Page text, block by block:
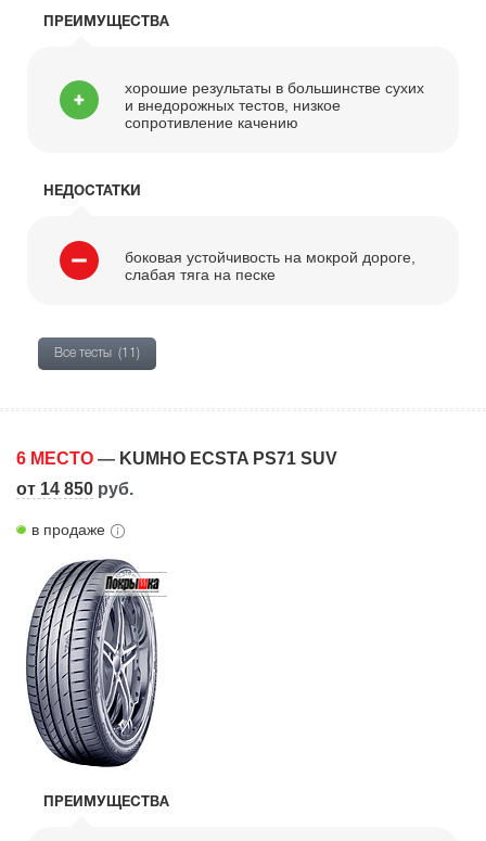
ПРЕИМУЩЕСТВА
хорошие результаты в большинстве сухих
и внедорожных тестов, низкое
сопротивление качению
НЕДОСТАТКИ
боковая устойчивость на мокрой дороге,
слабая тяга на песке
Все тесты (11)
6 МЕСТО — KUMHO ECSTA PS71 SUV
от 14 850 руб.
в продаже
ПРЕИМУЩЕСТВА